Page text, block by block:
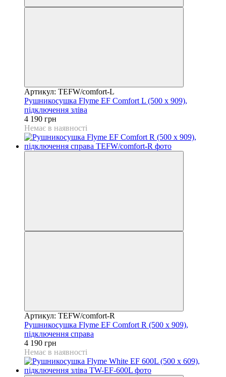
Артикул: TEFW/comfort-L
Рушникосушка Flyme EF Comfort L (500 х 909),
підключення зліва
4 190 грн
Немає в наявності
Артикул: TEFW/comfort-R
Рушникосушка Flyme EF Comfort R (500 х 909),
підключення справа
4 190 грн
Немає в наявності